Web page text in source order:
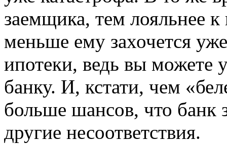
заемщика, тем лояльнее
меньше ему захочется
ипотеки, ведь вы можете
банку. И, кстати, чем
больше шансов, что банк
другие несоответствия.